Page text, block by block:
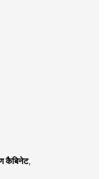
कैबिनेट,